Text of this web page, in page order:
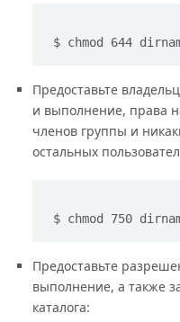
chmod 644
Предоставьте
и выполнение, права
членов группы и
остальных
chmod 750
Предоставьте
выполнение, а также
каталога: